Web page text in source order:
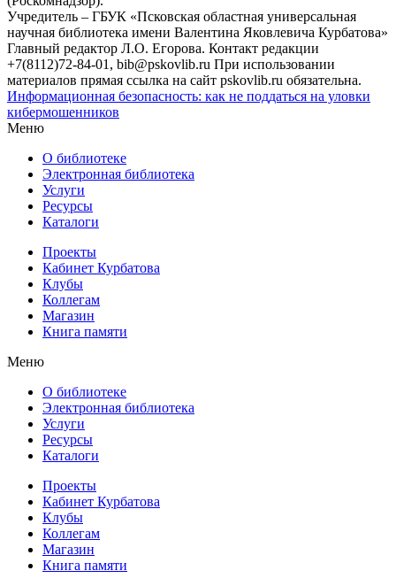
Учредитель – ГБУК «Псковская областная универсальная
научная библиотека имени Валентина Яковлевича Курбатова»
Главный редактор Л.О. Егорова. Контакт редакции
+7(8112)72-84-01, bib@pskovlib.ru При использовании
материалов прямая ссылка на сайт pskovlib.ru обязательна.
Информационная безопасность: как не поддаться на уловки
кибермошенников
Меню
О библиотеке
Электронная библиотека
Услуги
Ресурсы
Каталоги
Проекты
Кабинет Курбатова
Клубы
Коллегам
Магазин
Книга памяти
Меню
О библиотеке
Электронная библиотека
Услуги
Ресурсы
Каталоги
Проекты
Кабинет Курбатова
Клубы
Коллегам
Магазин
Книга памяти